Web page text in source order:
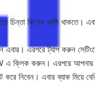
চিন্তা কিসের আমি থাকতে।
এবার। এরপরে ট্যাপ করুন
করুন। এরপরে আপনার
করে নিবেন। এবার ব্যাক মিয়ে